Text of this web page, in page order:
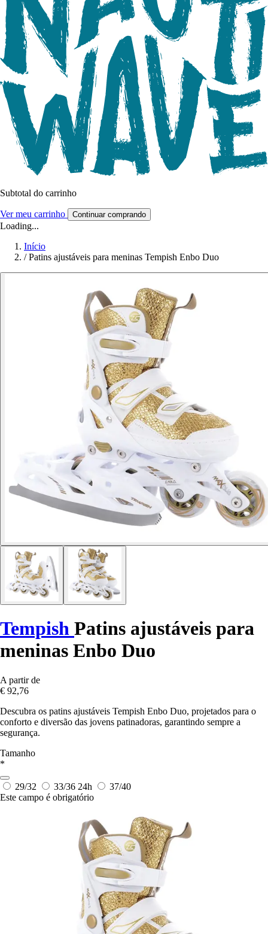
Subtotal do carrinho
Ver meu carrinho Continuar comprando
Loading...
Início
/ Patins ajustáveis para meninas Tempish Enbo Duo
Tempish Patins ajustáveis para
meninas Enbo Duo
A partir de
€ 92,76
Descubra os patins ajustáveis Tempish Enbo Duo, projetados para o
conforto e diversão das jovens patinadoras, garantindo sempre a
segurança.
Tamanho
*
29/32 33/36 24h
37/40
Este campo é obrigatório